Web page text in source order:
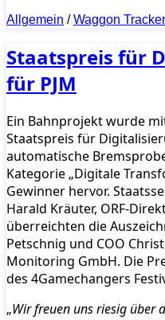
Allgemein /Waggon Tracker
Staatspreis für
für PJM
Ein Bahnprojekt wurde
Staatspreis für
automatische
Kategorie „Digitale
Gewinner hervor.
Harald Kräuter, ORF-
überreichten die
Petschnig und COO
Monitoring GmbH. Die
des 4Gamechangers
„Wir freuen uns riesig über